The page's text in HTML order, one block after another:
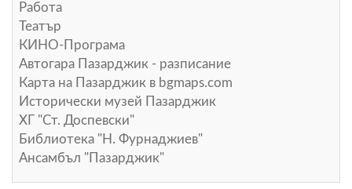
Работа
Театър
КИНО-Програма
Автогара Пазарджик - разписание
Карта на Пазарджик в bgmaps.com
Исторически музей Пазарджик
ХГ "Ст. Доспевски"
Библиотека "Н. Фурнаджиев"
Ансамбъл "Пазарджик"